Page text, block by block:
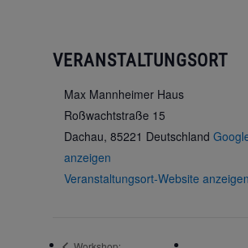
VERANSTALTUNGSORT
Max Mannheimer Haus
Roßwachtstraße 15
Dachau, 85221 Deutschland
anzeigen
Veranstaltungsort-Website anzeigen